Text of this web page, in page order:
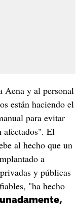
Aena y al personal
están haciendo el
para evitar
afectados". El
al hecho que un
a
y públicas
"ha hecho